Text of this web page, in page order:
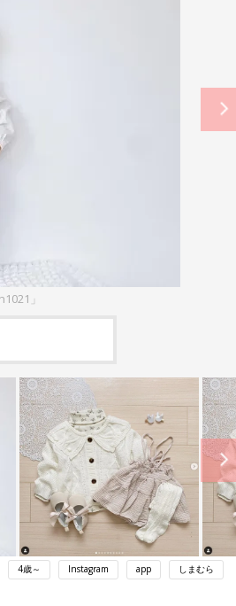
」
4歳～ Instagram app しまむら